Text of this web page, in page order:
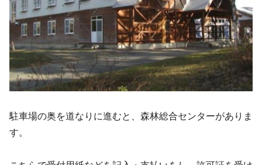
駐車場の奥を道なりに進むと、森林総合センターがありま
す。